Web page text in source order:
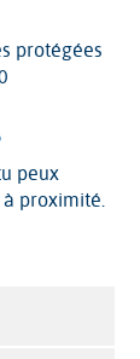
protégées
peux
proximité.